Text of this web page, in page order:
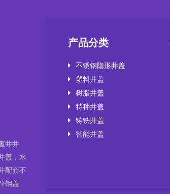
产品分类
不锈钢隐形井盖
塑料井盖
树脂井盖
特种井盖
铸铁井盖
智能井盖